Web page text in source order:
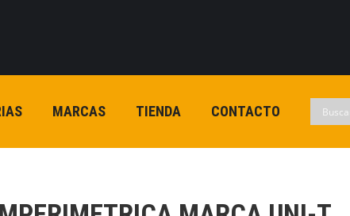
MARCAS TIENDA CONTACTO